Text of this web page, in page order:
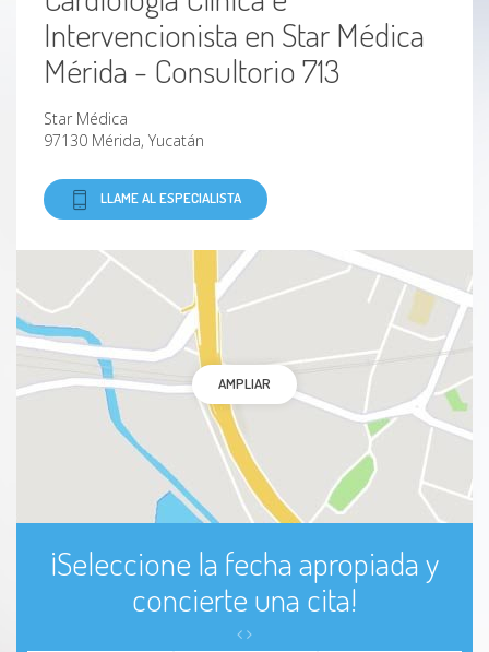
Cardiopatía hipertensiva
Infarto agudo de miocardio
Infarto de miocardio
Estenosis mitral
Síncope
Taquicardia
Hipertensión pulmonar
Miocardiopatías
Intervencionista en Star Médica
Mérida - Consultorio 713
Star Médica
97130 Mérida, Yucatán
LLAME AL ESPECIALISTA
AMPLIAR
¡Seleccione la fecha apropiada y
concierte una cita!